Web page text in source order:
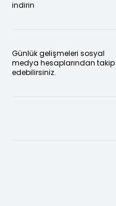
indirin
Günlük gelişmeleri sosyal
medya hesaplarından takip
edebilirsiniz.